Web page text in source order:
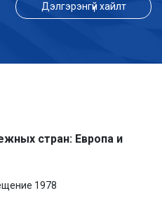
Дэлгэрэнгүй хайлт
стран: Европа и
1978